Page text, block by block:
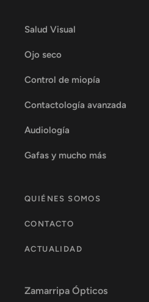
Salud Visual
Ojo seco
Control de miopía
Contactología avanzada
Audiología
Gafas y mucho más
QUIÉNES SOMOS
CONTACTO
ACTUALIDAD
Zamarripa Ópticos